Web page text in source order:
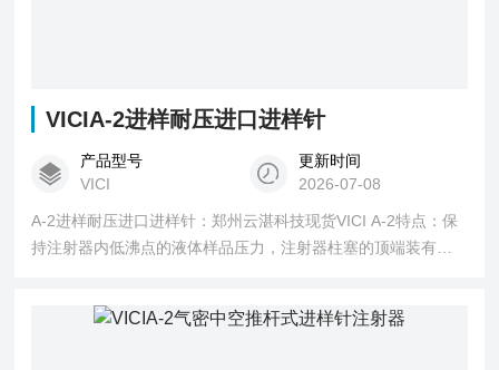
VICIA-2进样耐压进口进样针
产品型号
VICI
更新时间
2026-07-08
A-2进样耐压进口进样针：郑州云湛科技现货VICI A-2特点：保
持注射器内低沸点的液体样品压力，注射器柱塞的顶端装有一